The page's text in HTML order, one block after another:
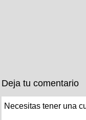
Deja tu comentario
Necesitas tener una